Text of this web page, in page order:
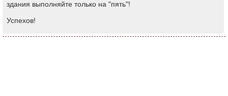
здания выполняйте только на "пять"!
Успехов!